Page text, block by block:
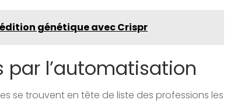
génétique avec Crispr
par l’automatisation
se trouvent en tête de liste des professions les